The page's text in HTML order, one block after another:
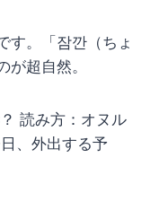
す。「잠깐（ちょ
が超自然。
読み方：オヌル
、外出する予